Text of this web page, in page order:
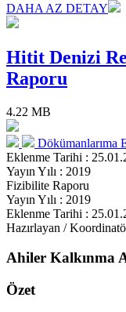
DAHA AZ DETAY
Hitit Denizi
Raporu
4.22 MB
Dökümanlarıma
Eklenme Tarihi :
Yayın Yılı : 2019
Fizibilite Raporu
Yayın Yılı : 2019
Eklenme Tarihi :
Hazırlayan /
Ahiler Kalkınma
Özet